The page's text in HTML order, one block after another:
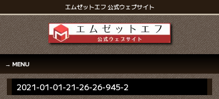
エムゼットエフ 公式ウェブサイト
MENU
2021-01-01-21-26-26-945-2